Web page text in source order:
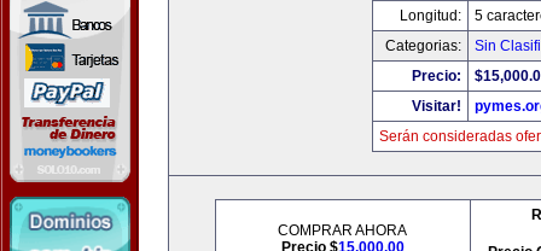
Longitud:
5
Categorias:
Sin
Precio:
Visitar!
Serán consideradas
COMPRAR AHORA
Precio $15,000.00